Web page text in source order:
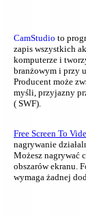
CamStudio to
zapis wszystkich
komputerze i
branżowym i przy
Producent może
myśli, przyjazny
( SWF).
Free Screen To
nagrywanie
Możesz nagrywać
obszarów ekranu.
wymaga żadnej